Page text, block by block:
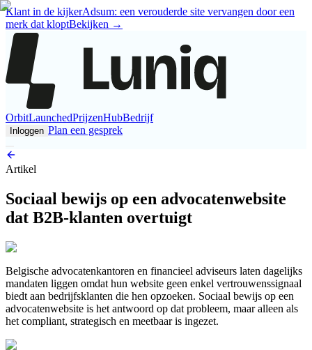
Klant in de kijkerAdsum: een verouderde site vervangen door een
merk dat kloptBekijken →
OrbitLaunchedPrijzenHubBedrijf
Inloggen Plan een gesprek
Artikel
Sociaal bewijs op een advocatenwebsite
dat B2B-klanten overtuigt
Belgische advocatenkantoren en financieel adviseurs laten dagelijks
mandaten liggen omdat hun website geen enkel vertrouwenssignaal
biedt aan bedrijfsklanten die hen opzoeken. Sociaal bewijs op een
advocatenwebsite is het antwoord op dat probleem, maar alleen als
het compliant, strategisch en meetbaar is ingezet.